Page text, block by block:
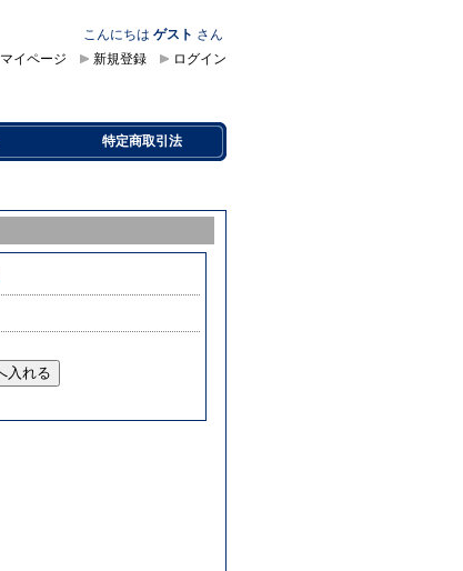
こんにちは ゲスト さん
ログイン
新規登録
マイページ
特定商取引法